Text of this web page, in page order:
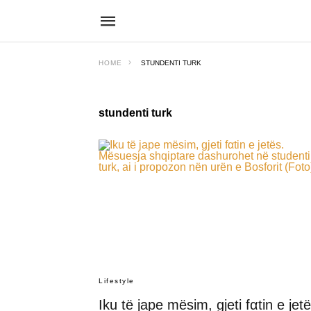
HOME STUNDENTI TURK
stundenti turk
Lifestyle
Iku të jape mësim, gjeti fαtin e